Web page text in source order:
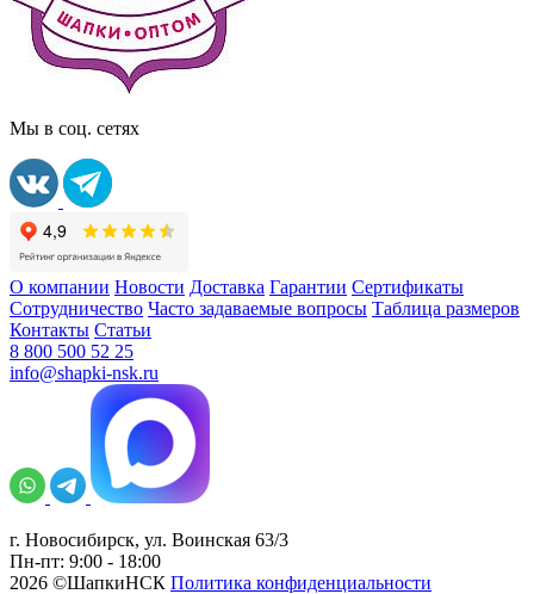
Мы в соц. сетях
О компании Новости Доставка Гарантии Сертификаты
Сотрудничество Часто задаваемые вопросы Таблица размеров
Контакты Статьи
8 800 500 52 25
info@shapki-nsk.ru
г. Новосибирск, ул. Воинская 63/3
Пн-пт: 9:00 - 18:00
2026 ©ШапкиНСК Политика конфиденциальности